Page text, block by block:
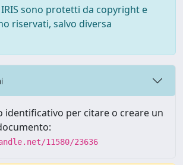
sono protetti da copyright e
riservati, salvo diversa
identificativo per citare o creare un
11580/23636